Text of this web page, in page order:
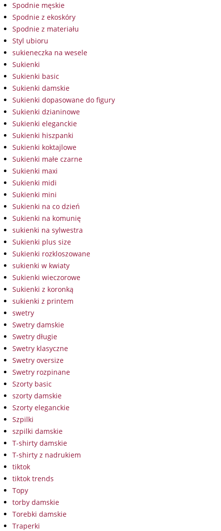
Spodnie męskie
Spodnie z ekoskóry
Spodnie z materiału
Styl ubioru
sukieneczka na wesele
Sukienki
Sukienki basic
Sukienki damskie
Sukienki dopasowane do figury
Sukienki dzianinowe
Sukienki eleganckie
Sukienki hiszpanki
Sukienki koktajlowe
Sukienki małe czarne
Sukienki maxi
Sukienki midi
Sukienki mini
Sukienki na co dzień
Sukienki na komunię
sukienki na sylwestra
Sukienki plus size
Sukienki rozkloszowane
sukienki w kwiaty
Sukienki wieczorowe
Sukienki z koronką
sukienki z printem
swetry
Swetry damskie
Swetry długie
Swetry klasyczne
Swetry oversize
Swetry rozpinane
Szorty basic
szorty damskie
Szorty eleganckie
Szpilki
szpilki damskie
T-shirty damskie
T-shirty z nadrukiem
tiktok
tiktok trends
Topy
torby damskie
Torebki damskie
Traperki